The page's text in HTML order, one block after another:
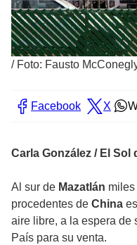
/ Foto: Fausto
Facebook X
Carla González / El Sol
Al sur de Mazatlán miles
procedentes de China
aire libre, a la espera de
País para su venta.